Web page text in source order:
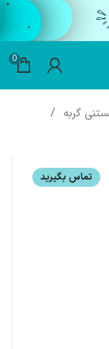
0
گربه
تماس بگیرید